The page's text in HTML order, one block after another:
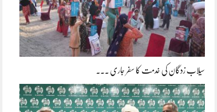
سیلاب زدگان کی خدمت کا سفر جاری ۔۔۔